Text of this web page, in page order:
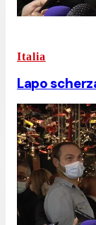
Italia
Lapo